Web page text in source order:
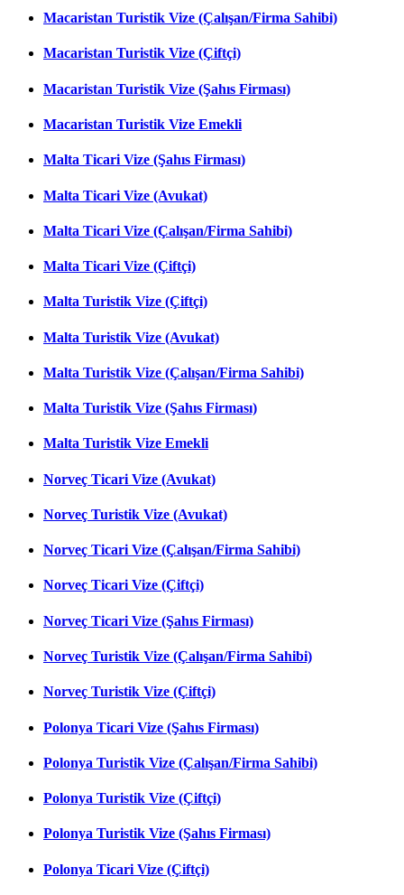
Macaristan Turistik Vize (Çalışan/Firma Sahibi)
Macaristan Turistik Vize (Çiftçi)
Macaristan Turistik Vize (Şahıs Firması)
Macaristan Turistik Vize Emekli
Malta Ticari Vize (Şahıs Firması)
Malta Ticari Vize (Avukat)
Malta Ticari Vize (Çalışan/Firma Sahibi)
Malta Ticari Vize (Çiftçi)
Malta Turistik Vize (Çiftçi)
Malta Turistik Vize (Avukat)
Malta Turistik Vize (Çalışan/Firma Sahibi)
Malta Turistik Vize (Şahıs Firması)
Malta Turistik Vize Emekli
Norveç Ticari Vize (Avukat)
Norveç Turistik Vize (Avukat)
Norveç Ticari Vize (Çalışan/Firma Sahibi)
Norveç Ticari Vize (Çiftçi)
Norveç Ticari Vize (Şahıs Firması)
Norveç Turistik Vize (Çalışan/Firma Sahibi)
Norveç Turistik Vize (Çiftçi)
Polonya Ticari Vize (Şahıs Firması)
Polonya Turistik Vize (Çalışan/Firma Sahibi)
Polonya Turistik Vize (Çiftçi)
Polonya Turistik Vize (Şahıs Firması)
Polonya Ticari Vize (Çiftçi)